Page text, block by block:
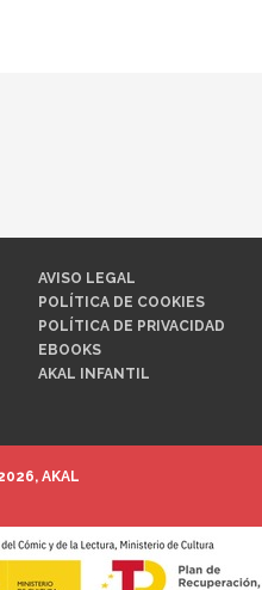
AVISO LEGAL
POLÍTICA DE COOKIES
POLÍTICA DE PRIVACIDAD
EBOOKS
AKAL INFANTIL
AKAL